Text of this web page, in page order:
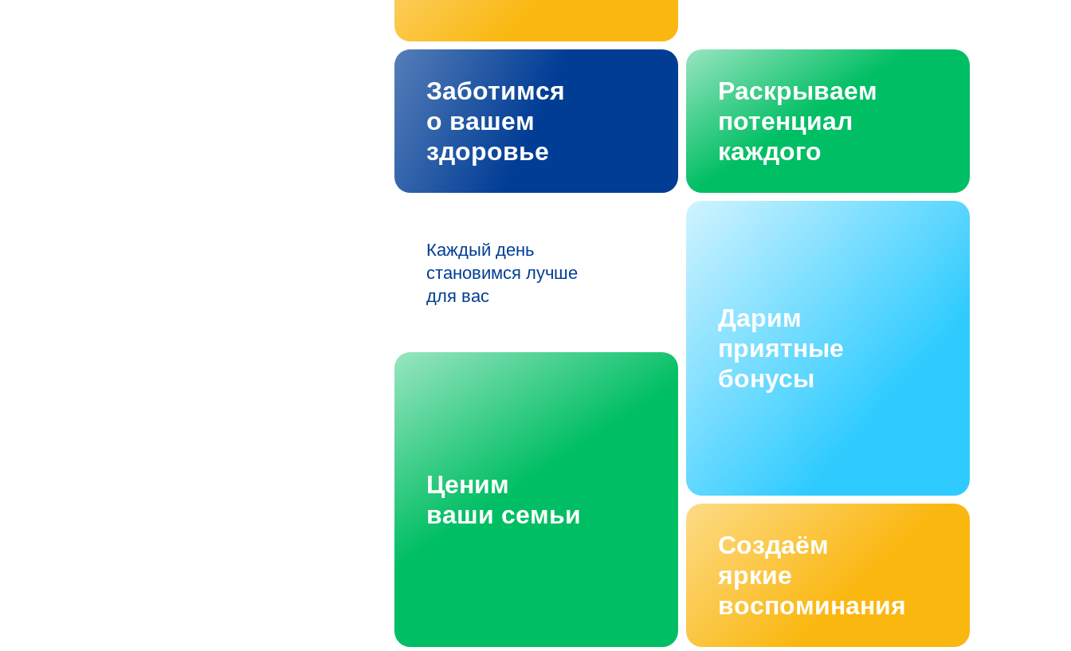
Заботимся
о вашем
здоровье
Раскрываем
потенциал
каждого
Каждый день
становимся лучше
для вас
Дарим
приятные
бонусы
Ценим
ваши семьи
Создаём
яркие
воспоминания